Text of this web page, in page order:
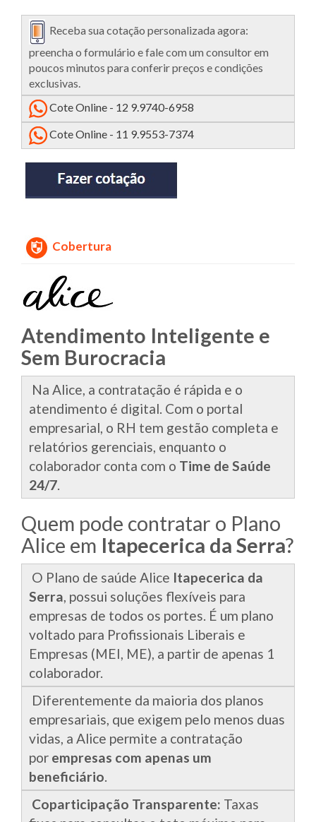
Receba sua cotação personalizada agora:
preencha o formulário e fale com um consultor em
poucos minutos para conferir preços e condições
exclusivas.
Cote Online - 12 9.9740-6958
Cote Online - 11 9.9553-7374
Cobertura
Atendimento Inteligente e
Sem Burocracia
Na Alice, a contratação é rápida e o
atendimento é digital. Com o portal
empresarial, o RH tem gestão completa e
relatórios gerenciais, enquanto o
colaborador conta com o Time de Saúde
24/7.
Quem pode contratar o Plano
Alice em Itapecerica da Serra?
O Plano de saúde Alice Itapecerica da
Serra, possui soluções flexíveis para
empresas de todos os portes. É um plano
voltado para Profissionais Liberais e
Empresas (MEI, ME), a partir de apenas 1
colaborador.
Diferentemente da maioria dos planos
empresariais, que exigem pelo menos duas
vidas, a Alice permite a contratação
por empresas com apenas um
beneficiário.
Coparticipação Transparente: Taxas